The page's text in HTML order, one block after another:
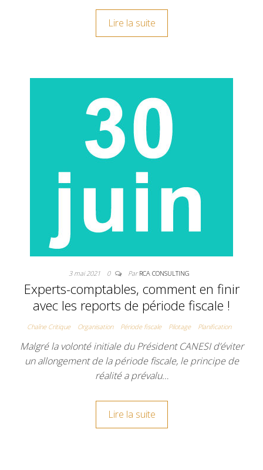
Lire la suite
3 mai 2021 0 ParRCA CONSULTING
Experts-comptables, comment en finir
avec les reports de période fiscale !
Chaîne Critique Organisation Période fiscale Pilotage Planification
Malgré la volonté initiale du Président CANESI d’éviter
un allongement de la période fiscale, le principe de
réalité a prévalu…
Lire la suite